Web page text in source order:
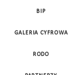
BIP
GALERIA CYFROWA
RODO